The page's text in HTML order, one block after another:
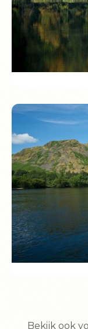
precies wie het
Blekinge
Karlskrona
vanwege haar
marinebasis.
‘zonnige’ stad
Bekijk ook